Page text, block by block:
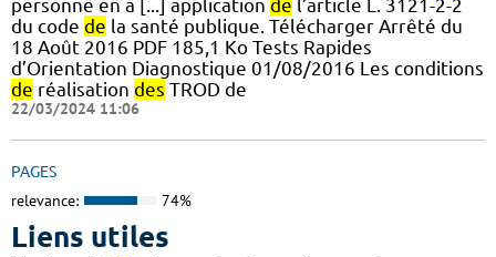
personne en a [...] application de l’article L. 3121-2-2
du code de la santé publique. Télécharger Arrêté du
18 Août 2016 PDF 185,1 Ko Tests Rapides
d’Orientation Diagnostique 01/08/2016 Les conditions
de réalisation des TROD de
22/03/2024 11:06
PAGES
relevance: 74%
Liens utiles